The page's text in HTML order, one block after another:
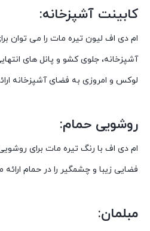
کابینت آشپزخانه:
ام دی اف لیون تیره مات را می توان
آشپزخانه، جلوی کشو و پانل های
لوکس و امروزی به فضای آشپزخانه
روشویی حمام:
ام دی اف با رنگ تیره مات برای
فضایی زیبا و چشمگیر را در حمام
مبلمان: